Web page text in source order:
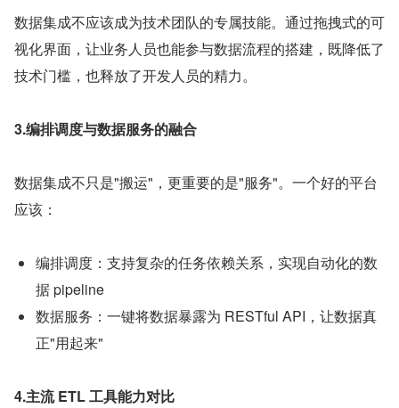
数据集成不应该成为技术团队的专属技能。通过拖拽式的可
视化界面，让业务人员也能参与数据流程的搭建，既降低了
技术门槛，也释放了开发人员的精力。
3.编排调度与数据服务的融合
数据集成不只是"搬运"，更重要的是"服务"。一个好的平台
应该：
编排调度：支持复杂的任务依赖关系，实现自动化的数
据 pipeline
数据服务：一键将数据暴露为 RESTful API，让数据真
正"用起来"
4.主流 ETL 工具能力对比